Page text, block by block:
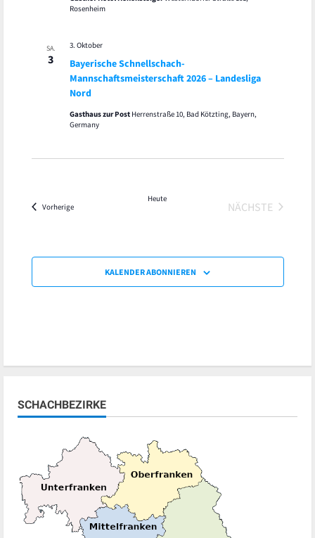
Rosenheim
SA.
3
Bayerische Schnellschach-
Mannschaftsmeisterschaft 2026 – Landesliga
Nord
3. Oktober
Gasthaus zur Post Herrenstraße 10, Bad Kötzting, Bayern,
Germany
VorherigeVeranstaltungen
Heute
NÄCHSTE
KALENDER ABONNIEREN
SCHACHBEZIRKE